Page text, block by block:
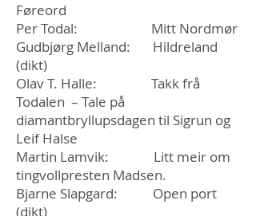
Føreord
Per Todal: Mitt Nordmør
Gudbjørg Melland: Hildreland
(dikt)
Olav T. Halle: Takk frå
Todalen – Tale på
diamantbryllupsdagen til Sigrun og
Leif Halse
Martin Lamvik: Litt meir om
tingvollpresten Madsen.
Bjarne Slapgard: Open port
(dikt)